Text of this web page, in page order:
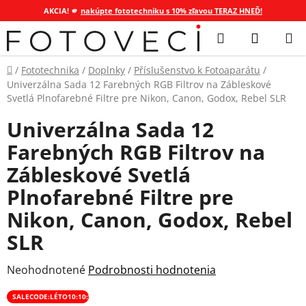
AKCIA! 🫵 nakúpte fototechniku s 10% zľavou TERAZ HNEĎ!
Prejsť
na
obsah
Hľadať
KOŠÍK
Domov
/ Fototechnika / Doplnky / Příslušenstvo k Fotoaparátu /
Univerzálna Sada 12 Farebných RGB Filtrov na Zábleskové
Svetlá Plnofarebné Filtre pre Nikon, Canon, Godox, Rebel SLR
Univerzálna Sada 12
Farebných RGB Filtrov na
Zábleskové Svetlá
Plnofarebné Filtre pre
Nikon, Canon, Godox, Rebel
SLR
Priemerné
hodnotenie
Neohodnotené Podrobnosti hodnotenia
SALECODE:LÉTO10:10:%